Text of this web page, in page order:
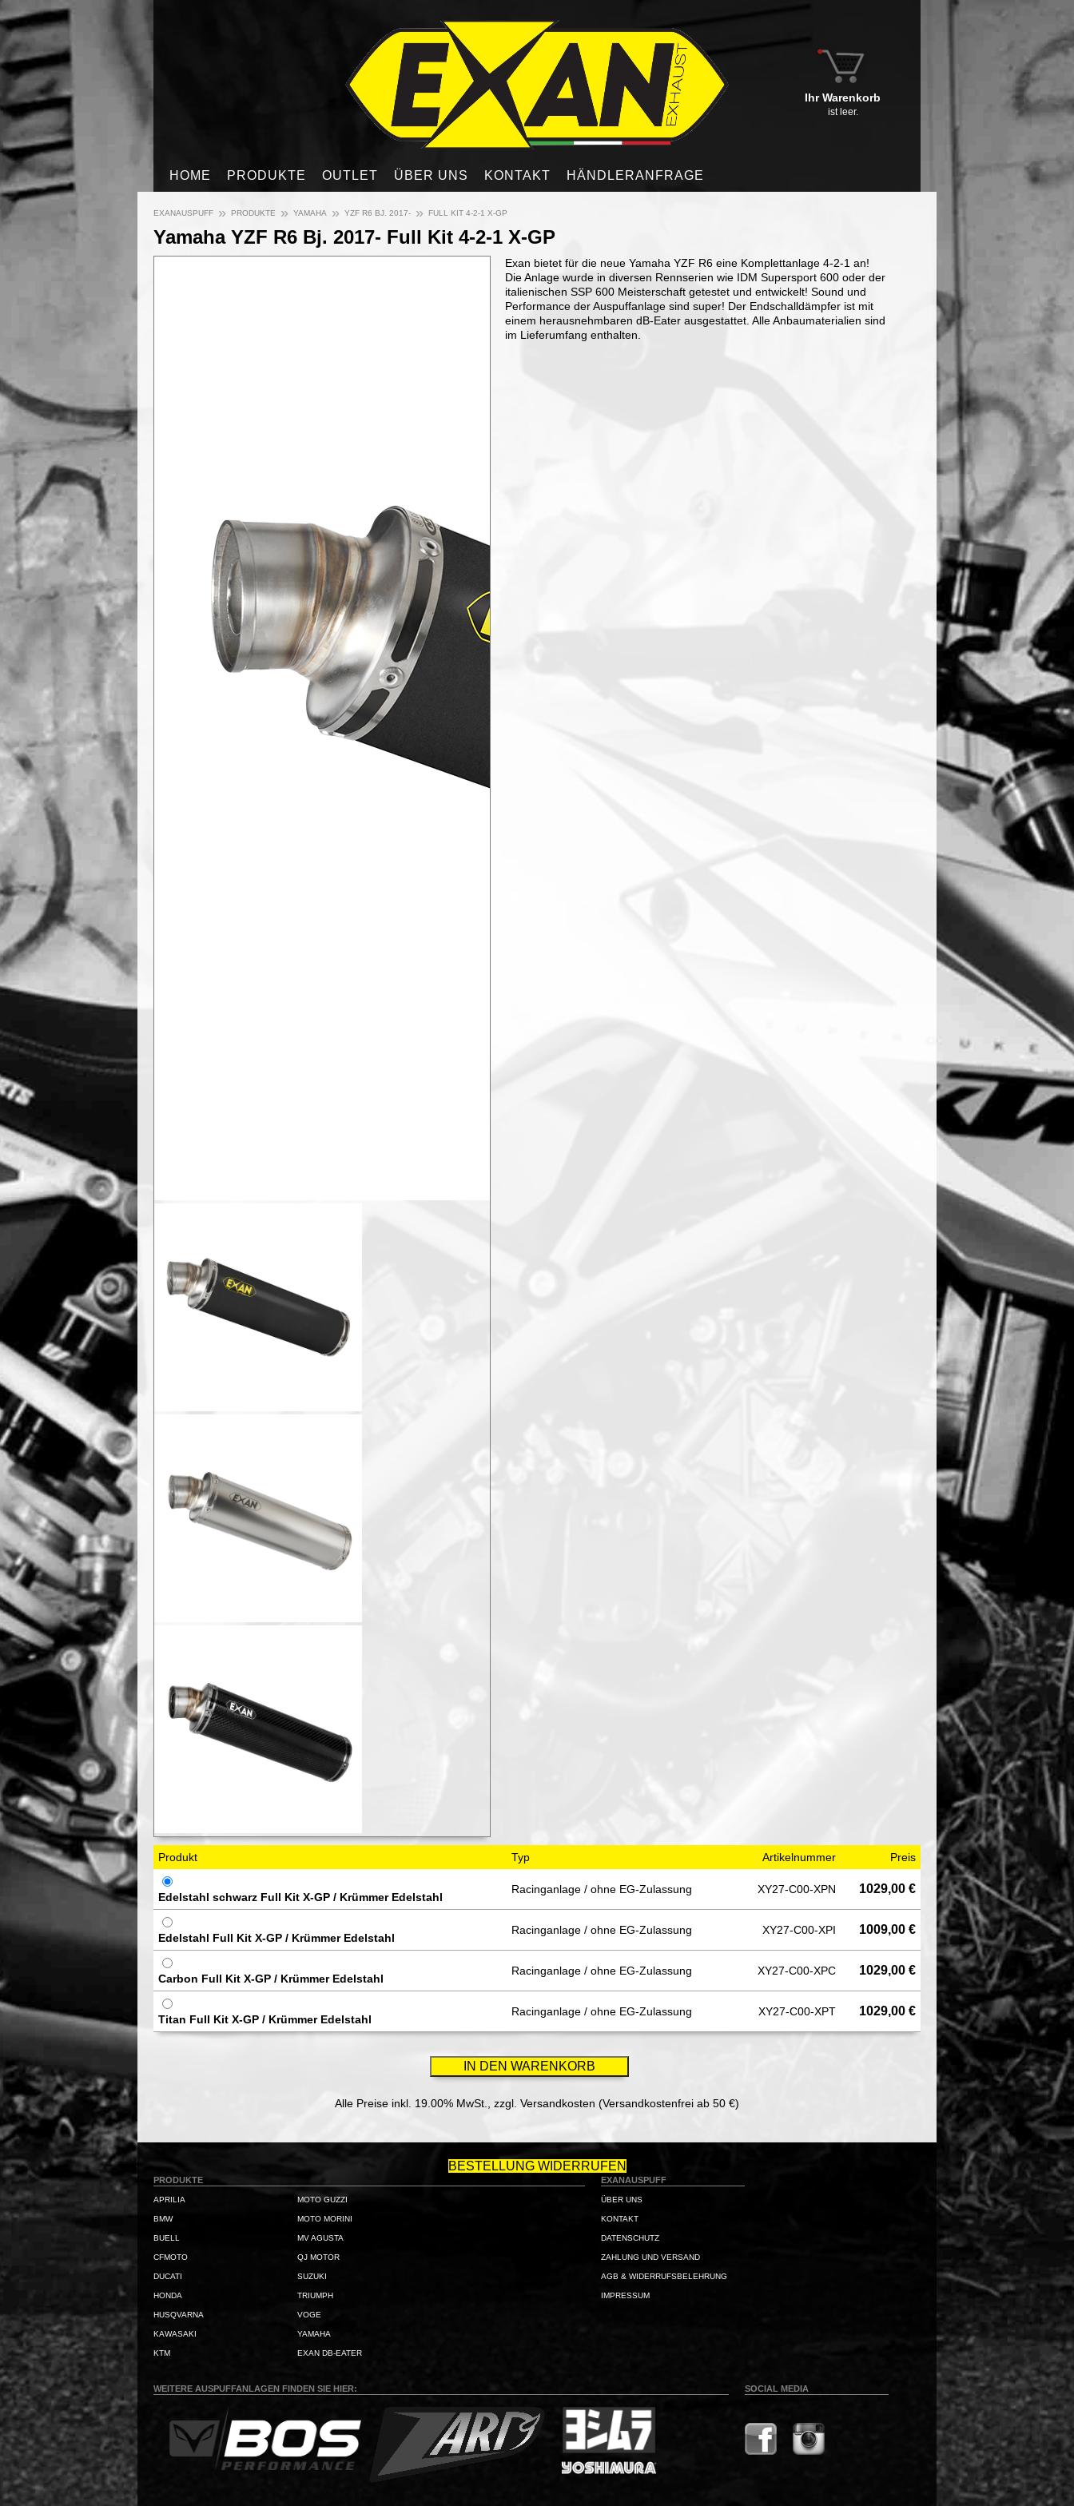
HOME PRODUKTE OUTLET ÜBER UNS KONTAKT HÄNDLERANFRAGE
Ihr Warenkorb
ist leer.
EXANAUSPUFF » PRODUKTE » YAMAHA » YZF R6 BJ. 2017- » FULL KIT 4-2-1 X-GP
Yamaha YZF R6 Bj. 2017- Full Kit 4-2-1 X-GP
Exan bietet für die neue Yamaha YZF R6 eine Komplettanlage 4-2-1 an!
Die Anlage wurde in diversen Rennserien wie IDM Supersport 600 oder der
italienischen SSP 600 Meisterschaft getestet und entwickelt! Sound und
Performance der Auspuffanlage sind super! Der Endschalldämpfer ist mit
einem herausnehmbaren dB-Eater ausgestattet. Alle Anbaumaterialien sind
im Lieferumfang enthalten.
Produkt Typ Artikelnummer Preis
Edelstahl schwarz Full Kit X-GP / Krümmer Edelstahl
Racinganlage / ohne EG-Zulassung XY27-C00-XPN 1029,00 €
Edelstahl Full Kit X-GP / Krümmer Edelstahl
Racinganlage / ohne EG-Zulassung XY27-C00-XPI 1009,00 €
Carbon Full Kit X-GP / Krümmer Edelstahl
Racinganlage / ohne EG-Zulassung XY27-C00-XPC 1029,00 €
Titan Full Kit X-GP / Krümmer Edelstahl
Racinganlage / ohne EG-Zulassung XY27-C00-XPT 1029,00 €
Alle Preise inkl. 19.00% MwSt., zzgl. Versandkosten (Versandkostenfrei ab 50 €)
BESTELLUNG WIDERRUFEN
PRODUKTE
APRILIA
BMW
BUELL
CFMOTO
DUCATI
HONDA
HUSQVARNA
KAWASAKI
KTM
MOTO GUZZI
MOTO MORINI
MV AGUSTA
QJ MOTOR
SUZUKI
TRIUMPH
VOGE
YAMAHA
EXAN DB-EATER
EXANAUSPUFF
ÜBER UNS
KONTAKT
DATENSCHUTZ
ZAHLUNG UND VERSAND
AGB & WIDERRUFSBELEHRUNG
IMPRESSUM
WEITERE AUSPUFFANLAGEN FINDEN SIE HIER: SOCIAL MEDIA